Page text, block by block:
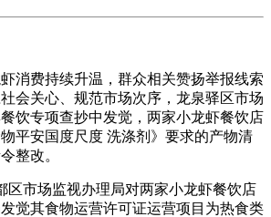
费持续升温，群众相关赞扬举报线索
会关心、规范市场次序，龙泉驿区市场
饮专项查抄中发觉，两家小龙虾餐饮店
平安国度尺度 洗涤剂》要求的产物清
整改。
市场监视办理局对两家小龙虾餐饮店
觉其食物运营许可证运营项目为热食类